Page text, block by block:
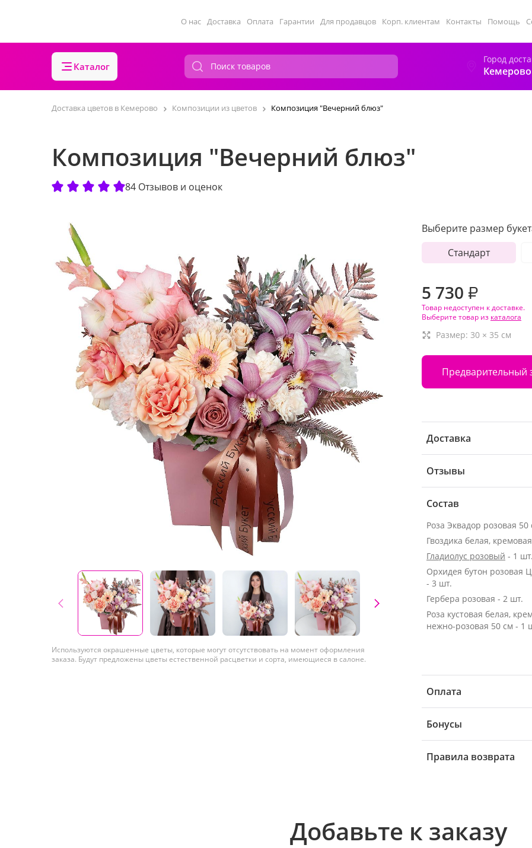
О нас Доставка Оплата Гарантии Для продавцов Корп. клиентам Контакты Помощь
Каталог
Город
Кемерово
Доставка цветов в Кемерово Композиции из цветов Композиция "Вечерний блюз"
Композиция "Вечерний блюз"
84 Отзывов и оценок
Используются окрашенные цветы, которые могут отсутствовать на момент оформления
заказа. Будут предложены цветы естественной расцветки и сорта, имеющиеся в салоне.
Выберите размер
Стандарт
5 730 ₽
Товар недоступен к доставке.
Выберите товар из каталога
Размер: 30 × 35 см
Предварительный
Доставка
Отзывы
Состав
Гвоздика белая,
Гладиолус розовый - 1 шт.
Орхидея бутон розовая
- 3 шт.
Гербера розовая - 2 шт.
Роза кустовая белая,
нежно-розовая 50 см - 1
Оплата
Бонусы
Правила возврата
Добавьте к заказу